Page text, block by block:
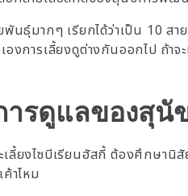
นธุ์มากๆ เรียกได้ว่าเป็น 10 ส
งการเลี้ยงดูต่างกันออกไป ถ้า
ารดูแลของสุนั
ลี้ยงไซบีเรียนฮัสกี้ ต้องศึกษานิ
าไหม